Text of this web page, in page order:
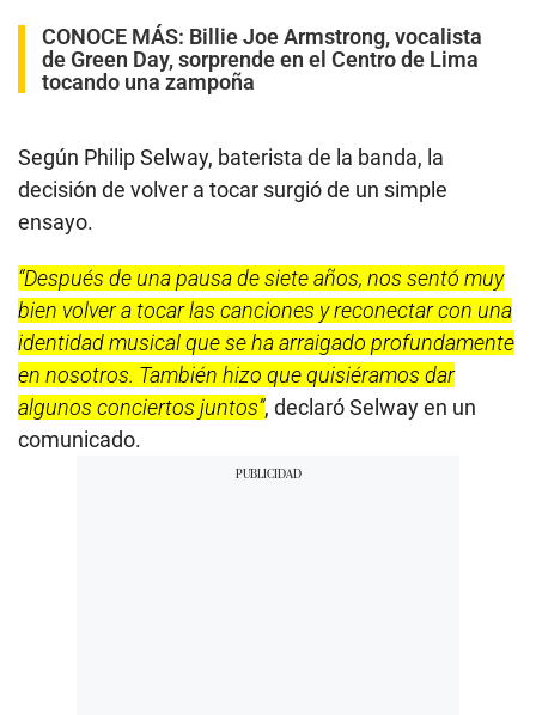
CONOCE MÁS: Billie Joe Armstrong, vocalista
de Green Day, sorprende en el Centro de Lima
tocando una zampoña
Según Philip Selway, baterista de la banda, la
decisión de volver a tocar surgió de un simple
ensayo.
“Después de una pausa de siete años, nos sentó muy
bien volver a tocar las canciones y reconectar con una
identidad musical que se ha arraigado profundamente
en nosotros. También hizo que quisiéramos dar
algunos conciertos juntos”, declaró Selway en un
comunicado.